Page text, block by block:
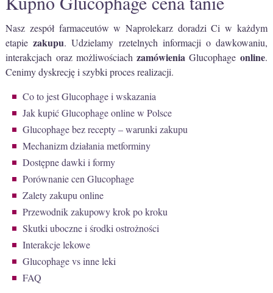
Nasz zespół farmaceutów w Naprolekarz doradzi Ci w każdym
etapiezakupu. Udzielamy rzetelnych informacji o dawkowaniu,
interakcjach oraz możliwościachzamówienia Glucophage online.
Cenimy dyskrecję i szybki proces realizacji.
Co to jest Glucophage i wskazania
Jak kupić Glucophage online w Polsce
Glucophage bez recepty – warunki zakupu
Mechanizm działania metforminy
Dostępne dawki i formy
Porównanie cen Glucophage
Zalety zakupu online
Przewodnik zakupowy krok po kroku
Skutki uboczne i środki ostrożności
Interakcje lekowe
Glucophage vs inne leki
FAQ